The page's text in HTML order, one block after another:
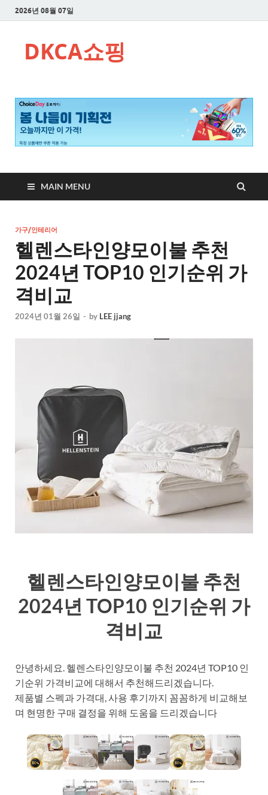
2026년 08월 07일
DKCA쇼핑
MAIN MENU
가구/인테리어
헬렌스타인양모이불 추천
2024년 TOP10 인기순위 가
격비교
2024년 01월 26일 - by LEE jjang
헬렌스타인양모이불 추천
2024년 TOP10 인기순위 가
격비교
안녕하세요. 헬렌스타인양모이불 추천 2024년 TOP10 인
기순위 가격비교에 대해서 추천해드리겠습니다.
제품별 스펙과 가격대, 사용 후기까지 꼼꼼하게 비교해보
며 현명한 구매 결정을 위해 도움을 드리겠습니다